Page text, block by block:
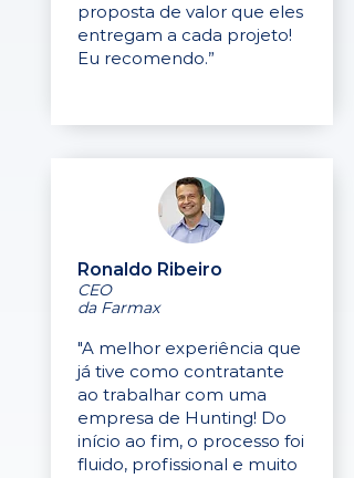
proposta de valor que eles
entregam a cada projeto!
Eu recomendo.”
Ronaldo Ribeiro
CEO
da Farmax
"A melhor experiência que
já tive como contratante
ao trabalhar com uma
empresa de Hunting! Do
início ao fim, o processo foi
fluido, profissional e muito